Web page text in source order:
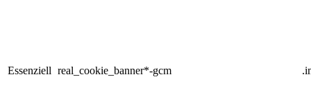
Essenziell real_cookie_banner*-gcm